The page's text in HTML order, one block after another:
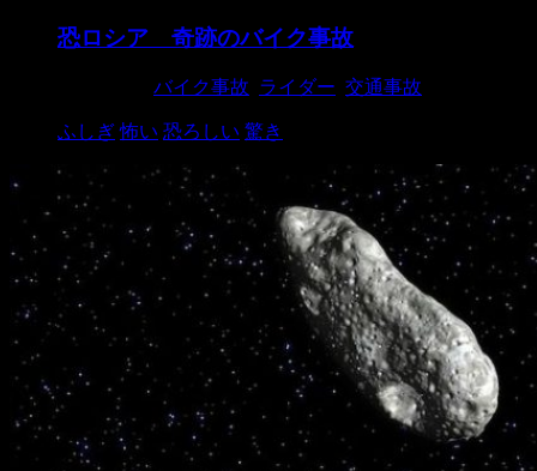
恐ロシア 奇跡のバイク事故
バイク事故 ライダー 交通事故
ふしぎ 怖い 恐ろしい 驚き